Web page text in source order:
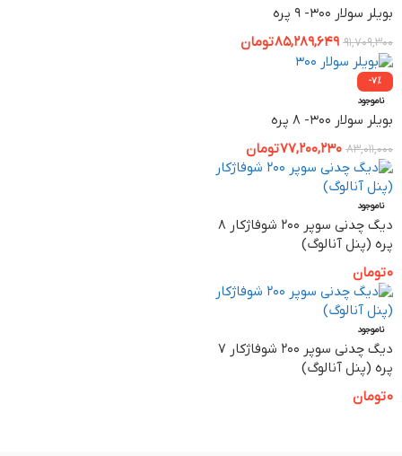
بویلر سولار 300- 9 پره
91,709,300
85,289,649تومان
-7%
ناموجود
بویلر سولار 300- 8 پره
83,011,000
77,200,230تومان
ناموجود
دیگ چدنی سوپر 200 شوفاژکار 8
پره (پنل آنالوگ)
0تومان
ناموجود
دیگ چدنی سوپر 200 شوفاژکار 7
پره (پنل آنالوگ)
0تومان